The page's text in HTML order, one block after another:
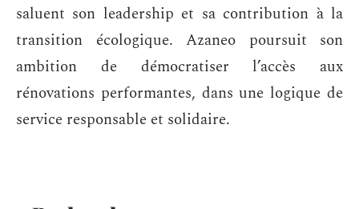
saluent son leadership et sa contribution à la
transition écologique. Azaneo poursuit son
ambition de démocratiser l’accès aux
rénovations performantes, dans une logique de
service responsable et solidaire.